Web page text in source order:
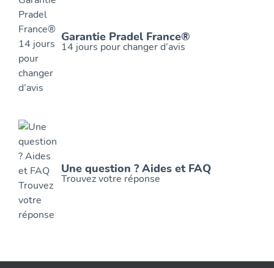
Garantie Pradel France®
14 jours pour changer d’avis
Une question ? Aides et FAQ
Trouvez votre réponse